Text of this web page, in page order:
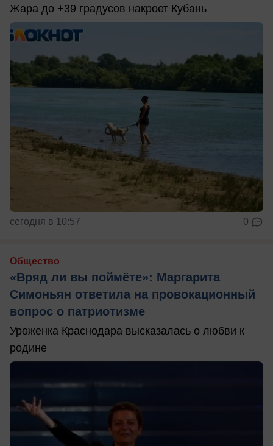
Жара до +39 градусов накроет Кубань
сегодня в 10:57 0
Общество
«Вряд ли вы поймёте»: Маргарита
Симоньян ответила на провокационный
вопрос о патриотизме
Уроженка Краснодара высказалась о любви к
родине